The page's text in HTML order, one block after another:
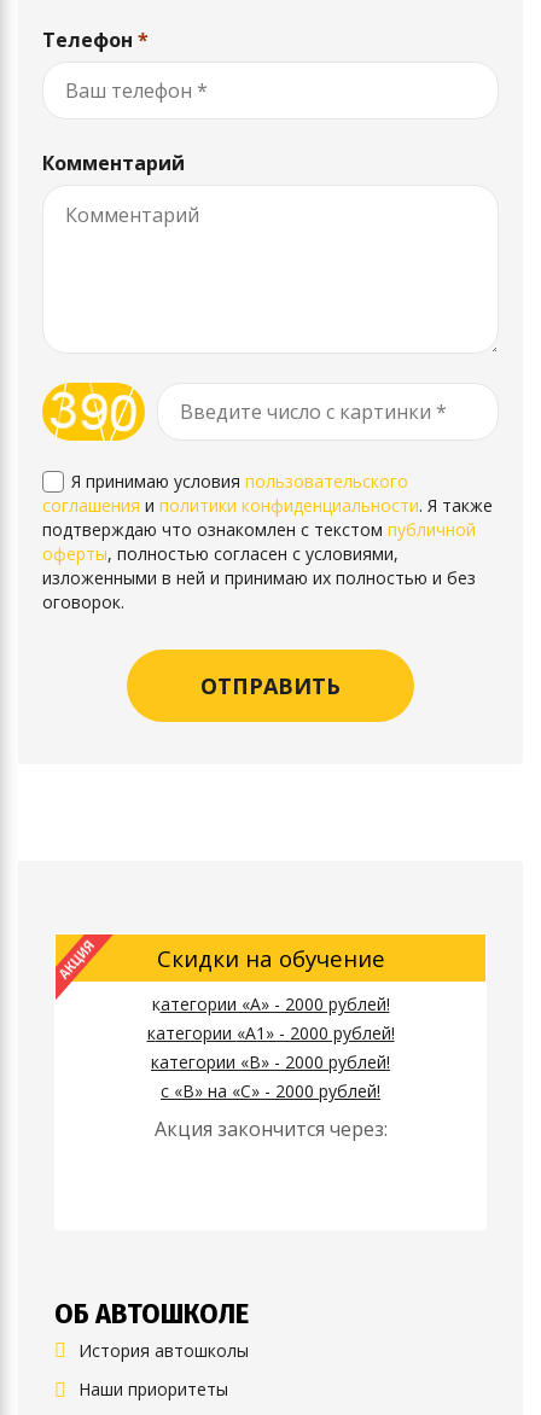
Телефон *
Комментарий
Я принимаю условия пользовательского
соглашения и политики конфиденциальности. Я также
подтверждаю что ознакомлен с текстом публичной
оферты, полностью согласен с условиями,
изложенными в ней и принимаю их полностью и без
оговорок.
Скидки на обучение
категории «А» - 2000 рублей!
категории «А1» - 2000 рублей!
категории «B» - 2000 рублей!
с «B» на «C» - 2000 рублей!
Акция закончится через:
ОБ АВТОШКОЛЕ
История автошколы
Наши приоритеты